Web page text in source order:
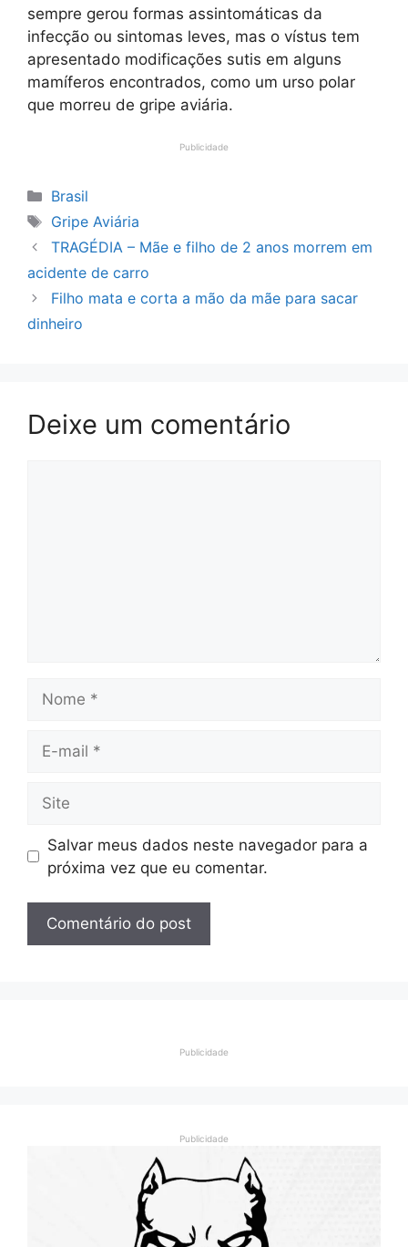
sempre gerou formas assintomáticas da
infecção ou sintomas leves, mas o vístus tem
apresentado modificações sutis em alguns
mamíferos encontrados, como um urso polar
que morreu de gripe aviária.
Publicidade
Categorias
Brasil
Tags
Gripe Aviária
TRAGÉDIA – Mãe e filho de 2 anos morrem em
acidente de carro
Filho mata e corta a mão da mãe para sacar
dinheiro
Deixe um comentário
mail
Salvar meus dados neste navegador para a
próxima vez que eu comentar.
Publicidade
Publicidade